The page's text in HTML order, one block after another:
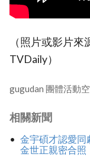
（照片或影片來
TVDaily）
gugudan 團體活動
相關新聞
金宇碩才認愛同
金世正親密合照